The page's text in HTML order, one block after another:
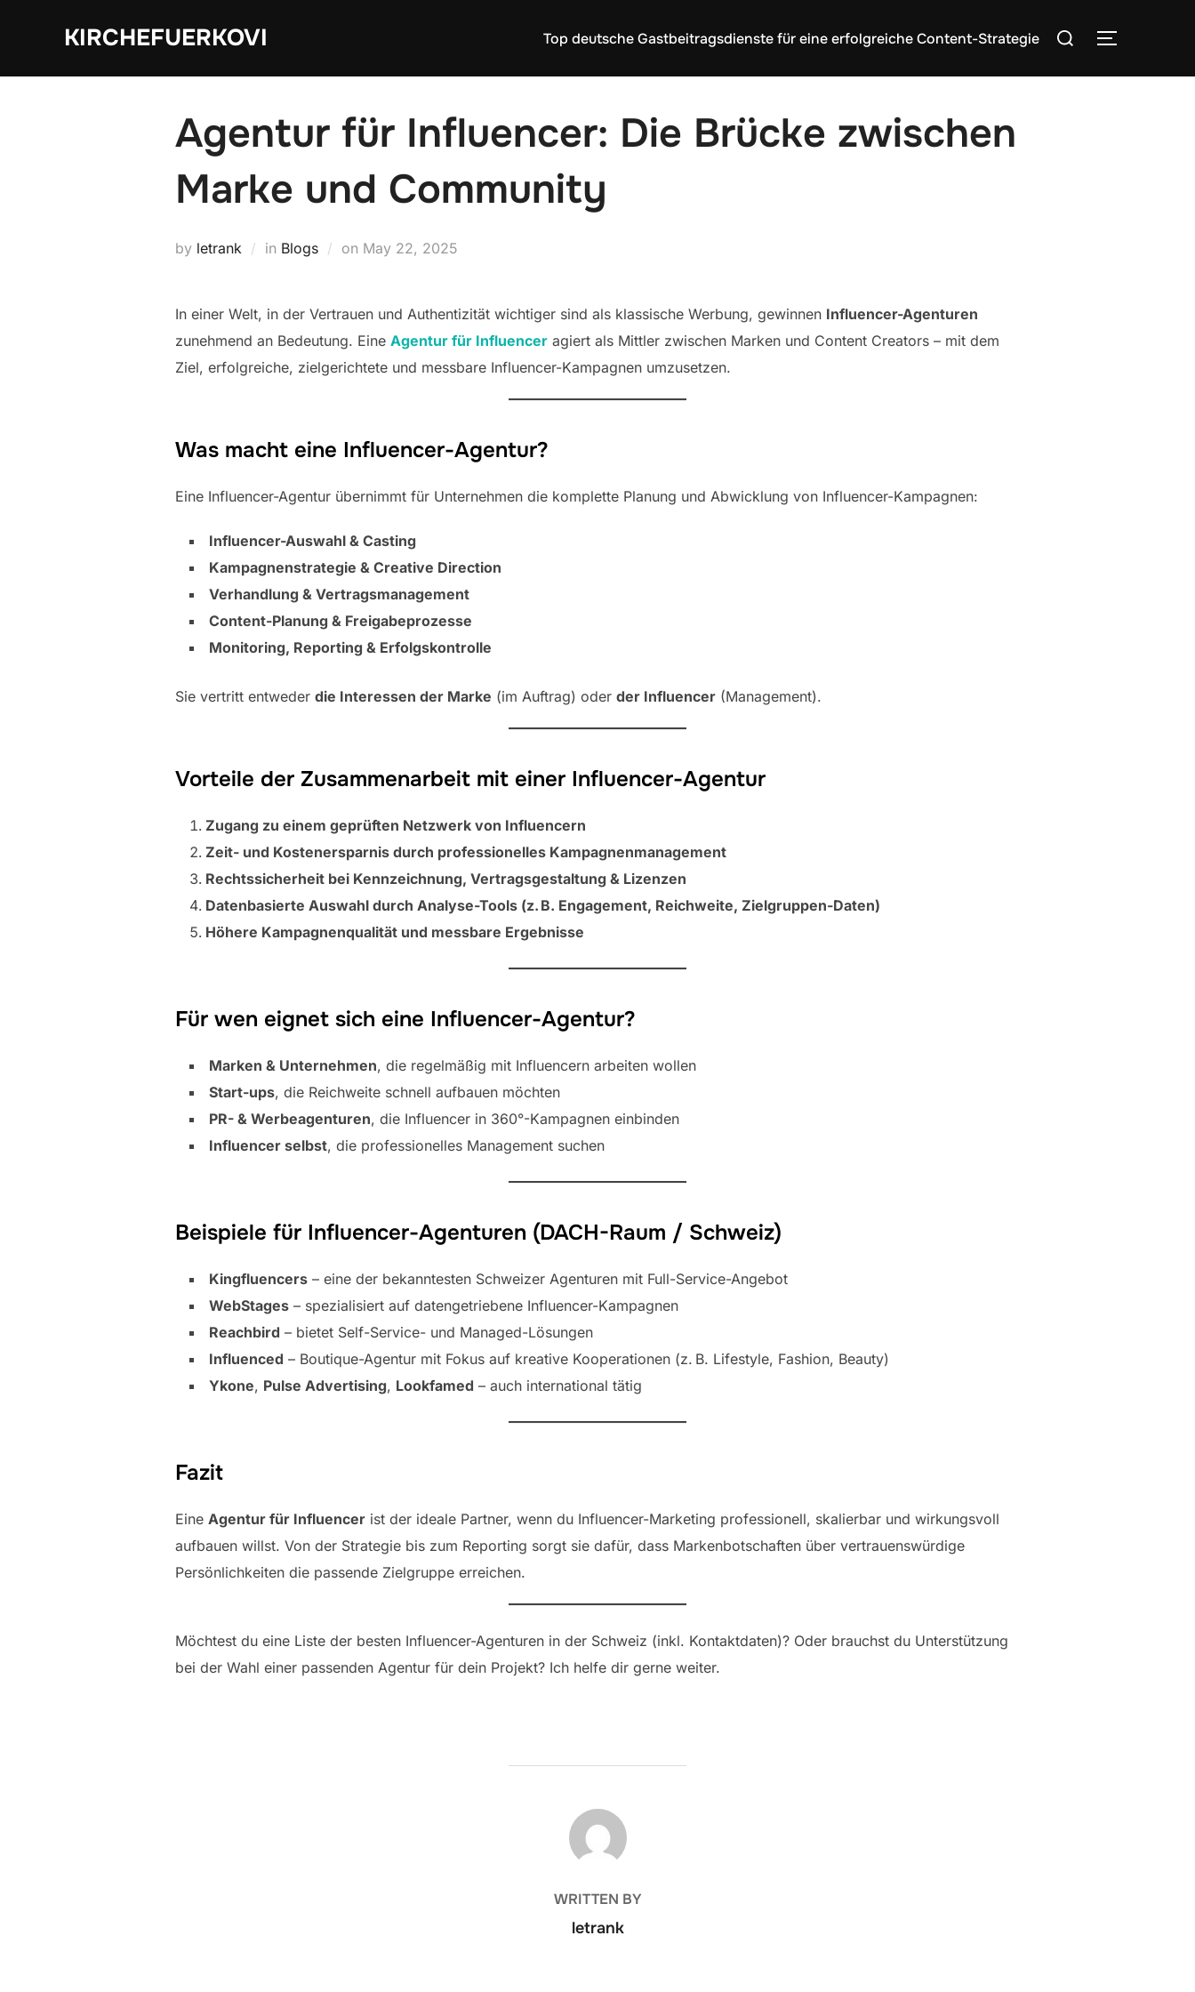
KIRCHEFUERKOVI Top deutsche Gastbeitragsdienste für eine erfolgreiche Content-Strategie
Search
TOGGLE
Agentur für Influencer: Die Brücke zwischen
Marke und Community
by letrank in Blogs on Posted
May 22, 2025
In einer Welt, in der Vertrauen und Authentizität wichtiger sind als klassische Werbung, gewinnen Influencer-Agenturen
zunehmend an Bedeutung. Eine Agentur für Influencer agiert als Mittler zwischen Marken und Content Creators – mit dem
Ziel, erfolgreiche, zielgerichtete und messbare Influencer-Kampagnen umzusetzen.
Was macht eine Influencer-Agentur?
Eine Influencer-Agentur übernimmt für Unternehmen die komplette Planung und Abwicklung von Influencer-Kampagnen:
Influencer-Auswahl & Casting
Kampagnenstrategie & Creative Direction
Verhandlung & Vertragsmanagement
Content-Planung & Freigabeprozesse
Monitoring, Reporting & Erfolgskontrolle
Sie vertritt entweder die Interessen der Marke (im Auftrag) oder der Influencer (Management).
Vorteile der Zusammenarbeit mit einer Influencer-Agentur
Zugang zu einem geprüften Netzwerk von Influencern
Zeit- und Kostenersparnis durch professionelles Kampagnenmanagement
Rechtssicherheit bei Kennzeichnung, Vertragsgestaltung & Lizenzen
Datenbasierte Auswahl durch Analyse-Tools (z. B. Engagement, Reichweite, Zielgruppen-Daten)
Höhere Kampagnenqualität und messbare Ergebnisse
Für wen eignet sich eine Influencer-Agentur?
Marken & Unternehmen, die regelmäßig mit Influencern arbeiten wollen
Start-ups, die Reichweite schnell aufbauen möchten
PR- & Werbeagenturen, die Influencer in 360°-Kampagnen einbinden
Influencer selbst, die professionelles Management suchen
Beispiele für Influencer-Agenturen (DACH-Raum / Schweiz)
Kingfluencers – eine der bekanntesten Schweizer Agenturen mit Full-Service-Angebot
WebStages – spezialisiert auf datengetriebene Influencer-Kampagnen
Reachbird – bietet Self-Service- und Managed-Lösungen
Influenced – Boutique-Agentur mit Fokus auf kreative Kooperationen (z. B. Lifestyle, Fashion, Beauty)
Ykone, Pulse Advertising, Lookfamed – auch international tätig
Fazit
Eine Agentur für Influencer ist der ideale Partner, wenn du Influencer-Marketing professionell, skalierbar und wirkungsvoll
aufbauen willst. Von der Strategie bis zum Reporting sorgt sie dafür, dass Markenbotschaften über vertrauenswürdige
Persönlichkeiten die passende Zielgruppe erreichen.
Möchtest du eine Liste der besten Influencer-Agenturen in der Schweiz (inkl. Kontaktdaten)? Oder brauchst du Unterstützung
bei der Wahl einer passenden Agentur für dein Projekt? Ich helfe dir gerne weiter.
POST AUTHOR
WRITTEN BY
letrank